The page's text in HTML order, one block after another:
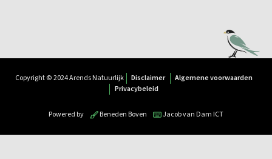
Copyright © 2024 Arends Natuurlijk Disclaimer
Algemene voorwaarden
Privacybeleid
Powered by Beneden Boven Jacob van Dam ICT